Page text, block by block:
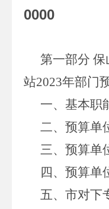
0000
第一部分 保
站2023年部门
一、基本职
二、预算单
三、预算单
四、预算单
五、市对下